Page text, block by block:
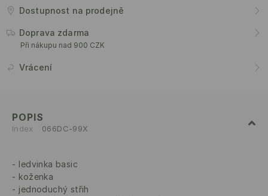
Dostupnost na prodejně
Doprava zdarma
Při nákupu nad 900 CZK
Vrácení
POPIS
Index 066DC-99X
ledvinka basic
koženka
jednoduchý střih